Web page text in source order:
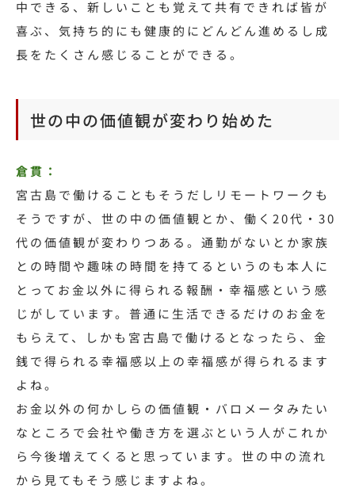
中できる、新しいことも覚えて共有できれば皆が
喜ぶ、気持ち的にも健康的にどんどん進めるし成
長をたくさん感じることができる。
世の中の価値観が変わり始めた
倉貫：
宮古島で働けることもそうだしリモートワークも
そうですが、世の中の価値観とか、働く20代・30
代の価値観が変わりつある。通勤がないとか家族
との時間や趣味の時間を持てるというのも本人に
とってお金以外に得られる報酬・幸福感という感
じがしています。 普通に生活できるだけのお金を
もらえて、しかも宮古島で働けるとなったら、金
銭で得られる幸福感以上の幸福感が得られるます
よね。
お金以外の何かしらの価値観・バロメータみたい
なところで会社や働き方を選ぶという人がこれか
ら今後増えてくると思っています。 世の中の流れ
から見てもそう感じますよね。